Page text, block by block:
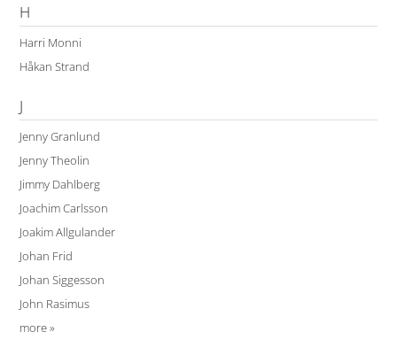
H
Harri Monni
Håkan Strand
J
Jenny Granlund
Jenny Theolin
Jimmy Dahlberg
Joachim Carlsson
Joakim Allgulander
Johan Frid
Johan Siggesson
John Rasimus
more »